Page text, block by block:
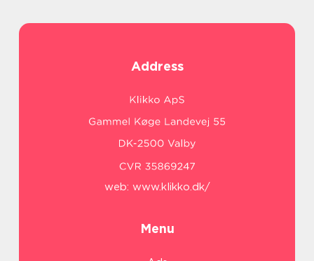
Address
web: www.klikko.dk/
Menu